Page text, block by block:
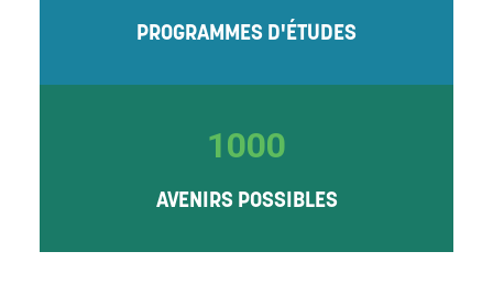
PROGRAMMES D'ÉTUDES
1000
AVENIRS POSSIBLES